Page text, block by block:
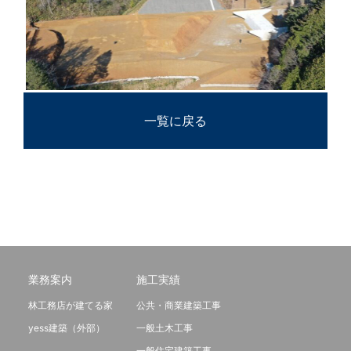
一覧に戻る
業務案内
林工務店が建てる家
yess建築（外部）
施工実績
公共・商業建築工事
一般土木工事